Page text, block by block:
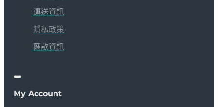
運送資訊
隱私政策
匯款資訊
My Account